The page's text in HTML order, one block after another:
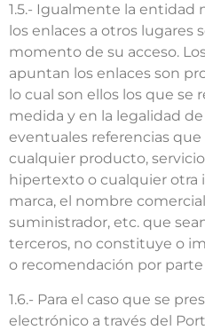
1.5.- Igualmente la entidad
los enlaces a otros lugares
momento de su acceso.
apuntan los enlaces son
lo cual son ellos los que se
medida y en la legalidad
eventuales referencias
cualquier producto,
hipertexto o cualquier otra
marca, el nombre
suministrador, etc. que
terceros, no constituye o
o recomendación por
1.6.- Para el caso que se
electrónico a través del